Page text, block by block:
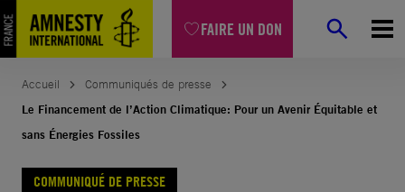
FAIRE UN DON
Aller
au
contenu
Accueil
Communiqués de presse
Le Financement de l’Action Climatique: Pour un Avenir Équitable et
sans Énergies Fossiles
COMMUNIQUÉ DE PRESSE